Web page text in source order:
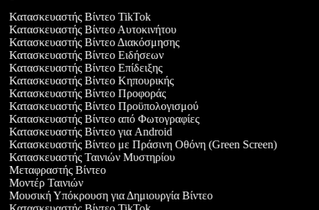
Κατασκευαστής Βίντεο TikTok
Κατασκευαστής Βίντεο Αυτοκινήτου
Κατασκευαστής Βίντεο Διακόσμησης
Κατασκευαστής Βίντεο Ειδήσεων
Κατασκευαστής Βίντεο Επίδειξης
Κατασκευαστής Βίντεο Κηπουρικής
Κατασκευαστής Βίντεο Προφοράς
Κατασκευαστής Βίντεο Προϋπολογισμού
Κατασκευαστής Βίντεο από Φωτογραφίες
Κατασκευαστής Βίντεο για Android
Κατασκευαστής Βίντεο με Πράσινη Οθόνη (Green Screen)
Κατασκευαστής Ταινιών Μυστηρίου
Μεταφραστής Βίντεο
Μοντέρ Ταινιών
Μουσική Υπόκρουση για Δημιουργία Βίντεο